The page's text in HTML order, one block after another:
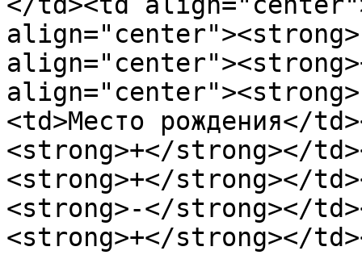
<td>Местo рoждения</
<strong>+</strong></
<strong>+</strong></
<strong>-</strong></
<strong>+</strong></